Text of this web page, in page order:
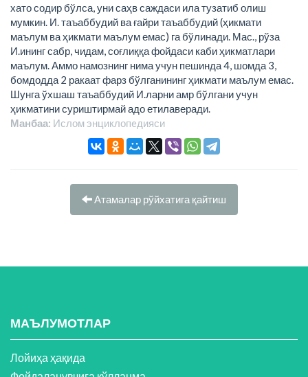
хато содир бўлса, уни саҳв саждаси ила тузатиб олиш
мумкин. И. таъаббудий ва ғайри таъаббудий (ҳикмати
маълум ва ҳикмати маълум емас) га бўлинади. Мас., рўза
И.ининг сабр, чидам, соғлиққа фойдаси каби ҳикматлари
маълум. Аммо намознинг нима учун пешинда 4, шомда 3,
бомдодда 2 ракаат фарз бўлганининг ҳикмати маълум емас.
Шунга ўхшаш таъаббудий И.ларни амр бўлгани учун
ҳикматини суриштирмай адо етилаверади.
Манбаа: Ислом энциклопeдияси
Атамалар рўйхатига қайтиш
МАЪЛУМОТЛАР
Лойиҳа ҳақида